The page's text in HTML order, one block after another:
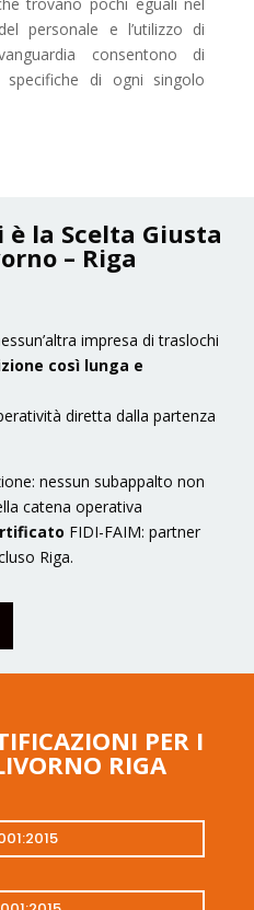
personale e l’utilizzo di
consentono di
specifiche di ogni singolo
è la Scelta Giusta
– Riga
impresa di traslochi
così lunga e
diretta dalla partenza
nessun subappalto non
catena operativa
FIDI-FAIM: partner
Riga.
PER I
RIGA